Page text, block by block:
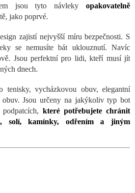
jsou tyto návleky opakovatelně
jako poprvé.
zajistí nejvyšší míru bezpečnosti. S
se nemusíte bát uklouznutí. Navíc
Jsou perfektní pro lidi, kteří musí jít
dnech.
tenisky, vycházkovou obuv, elegantní
Jsou určeny na jakýkoliv typ bot
které potřebujete chránit
solí, kamínky, odřením a jiným